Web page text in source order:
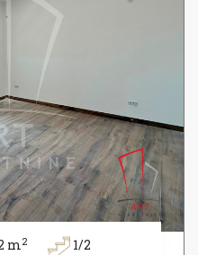
m2 1/2